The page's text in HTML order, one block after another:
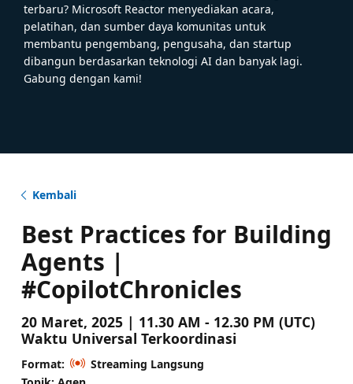
terbaru? Microsoft Reactor menyediakan acara,
pelatihan, dan sumber daya komunitas untuk
membantu pengembang, pengusaha, dan startup
dibangun berdasarkan teknologi AI dan banyak lagi.
Gabung dengan kami!
Kembali
Best Practices for Building
Agents |
#CopilotChronicles
20 Maret, 2025 | 11.30 AM - 12.30 PM (UTC)
Waktu Universal Terkoordinasi
Format:
Streaming Langsung